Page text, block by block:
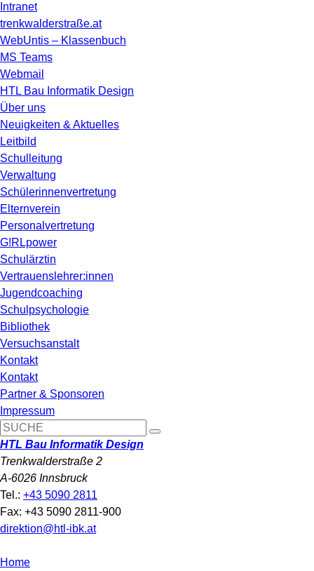
Intranet
trenkwalderstraße.at
WebUntis – Klassenbuch
MS Teams
Webmail
HTL Bau Informatik Design
Über uns
Neuigkeiten & Aktuelles
Leitbild
Schulleitung
Verwaltung
Schülerinnenvertretung
Elternverein
Personalvertretung
G!RLpower
Schulärztin
Vertrauenslehrer:innen
Jugendcoaching
Schulpsychologie
Bibliothek
Versuchsanstalt
Kontakt
Kontakt
Partner & Sponsoren
Impressum
HTL Bau Informatik Design
Trenkwalderstraße 2
A-6026 Innsbruck
Tel.: +43 5090 2811
Fax: +43 5090 2811-900
direktion@htl-ibk.at
Home